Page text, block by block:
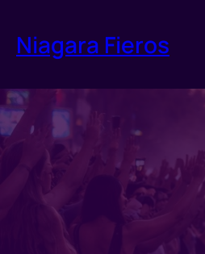
springen
Niagara Fieros